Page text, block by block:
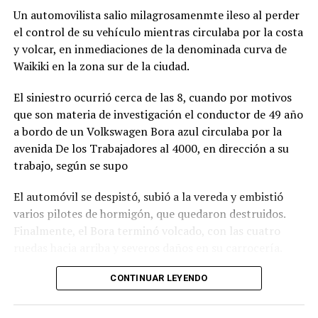
Comunitario Caracoles Audiovisuales, Taller Hacete la
película del Colegio Nacional Dr. Arturo H. Illia y el
Taller de Cine Comunitario CortoCircuito de la Facultad
de Psicología.
Las propuestas en el marco de este ciclo, tendrán lugar
en la Sala B del Centro Cultural Soriano.
Ciclo literario
Este martes 11 de agosto a las 15, se desarrollará la
Ronda Literaria Abierta “Te queremos Escuchar”,
coordinada por Cristina Larice. Para obtener mayor
información sobre inscripciones o consultas generales,
Convención de cultura Pop
Un automovilista salio milagrosamenmte ileso al perder
el control de su vehículo mientras circulaba por la costa
y volcar, en inmediaciones de la denominada curva de
Waikiki en la zona sur de la ciudad.
El siniestro ocurrió cerca de las 8, cuando por motivos
que son materia de investigación el conductor de 49 año
a bordo de un Volkswagen Bora azul circulaba por la
avenida De los Trabajadores al 4000, en dirección a su
trabajo, según se supo
El automóvil se despistó, subió a la vereda y embistió
varios pilotes de hormigón, que quedaron destruidos.
Finalmente, el Bora terminó volcado, con las cuatro
Ante el violento impacto, personal médico, Defensa
CONTINUAR LEYENDO